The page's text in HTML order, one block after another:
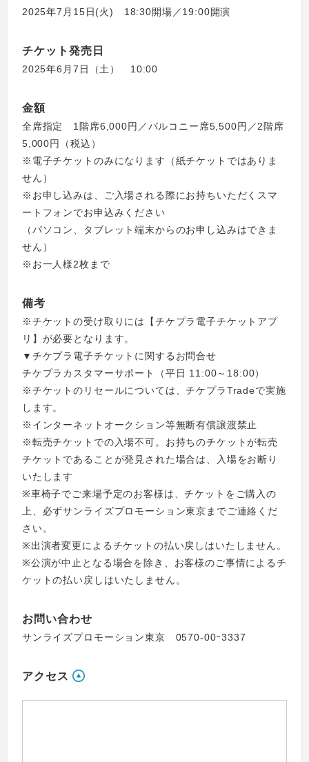
2025年7月15日(火) 18:30開場／19:00開演
チケット発売日
2025年6月7日（土） 10:00
金額
全席指定 1階席6,000円／バルコニー席5,500円／2階席
5,000円（税込）
※電子チケットのみになります（紙チケットではありま
せん）
※お申し込みは、ご入場される際にお持ちいただくスマ
ートフォンでお申込みください
（パソコン、タブレット端末からのお申し込みはできま
せん）
※お一人様2枚まで
備考
※チケットの受け取りには【チケプラ電子チケットアプ
リ】が必要となります。
▼チケプラ電子チケットに関するお問合せ
チケプラカスタマーサポート（平日 11:00～18:00）
※チケットのリセールについては、チケプラTradeで実施
します。
※インターネットオークション等無断有償譲渡禁止
※転売チケットでの入場不可。お持ちのチケットが転売
チケットであることが発見された場合は、入場をお断り
いたします
※車椅子でご来場予定のお客様は、チケットをご購入の
上、必ずサンライズプロモーション東京までご連絡くだ
さい。
※出演者変更によるチケットの払い戻しはいたしません。
※公演が中止となる場合を除き、お客様のご事情によるチ
ケットの払い戻しはいたしません。
お問い合わせ
サンライズプロモーション東京 0570-00ｰ3337
アクセス